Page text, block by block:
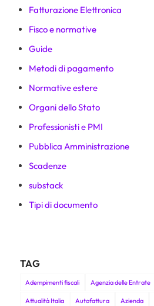
Fatturazione Elettronica
Fisco e normative
Guide
Metodi di pagamento
Normative estere
Organi dello Stato
Professionisti e PMI
Pubblica Amministrazione
Scadenze
substack
Tipi di documento
TAG
Adempimenti fiscali Agenzia delle Entrate
Attualità Italia Autofattura Azienda